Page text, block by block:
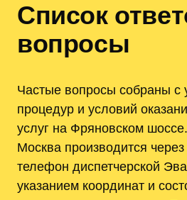
Список
вопросы
Частые вопросы собраны с
процедур и условий
услуг на Фряновском
Москва производится
телефон диспетчерской
указанием координат и